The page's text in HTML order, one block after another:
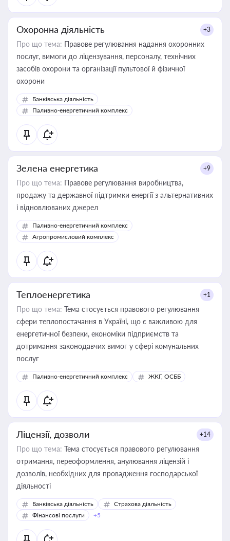
Охоронна діяльність +3
Про що тема: Правове регулювання надання охоронних
послуг, вимоги до ліцензування, персоналу, технічних
засобів охорони та організації пультової й фізичної
охорони
Банківська діяльність
Паливно-енергетичний комплекс
Зелена енергетика +9
Про що тема: Правове регулювання виробництва,
продажу та державної підтримки енергії з альтернативних
і відновлюваних джерел
Паливно-енергетичний комплекс
Агропромисловий комплекс
Теплоенергетика +1
Про що тема: Тема стосується правового регулювання
сфери теплопостачання в Україні, що є важливою для
енергетичної безпеки, економіки підприємств та
дотримання законодавчих вимог у сфері комунальних
послуг
Паливно-енергетичний комплекс ЖКГ, ОСББ
Ліцензії, дозволи +14
Про що тема: Тема стосується правового регулювання
отримання, переоформлення, анулювання ліцензій і
дозволів, необхідних для провадження господарської
діяльності
Банківська діяльність
Страхова діяльність
Фінансові послуги
+5